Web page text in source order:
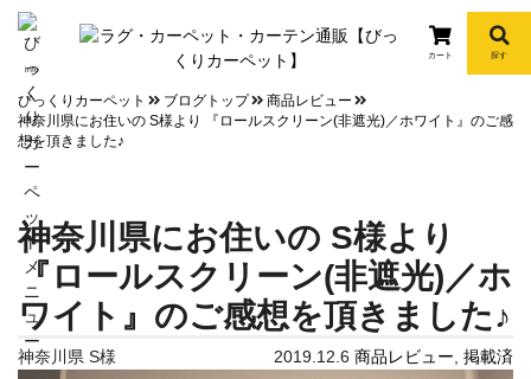
info
カート 探す
びっくりカーペット ブログトップ
商品レビュー
神奈川県にお住いの S様より 『ロールスクリーン(非遮光)／ホワイト』のご感
想を頂きました♪
神奈川県にお住いの S様より
『ロールスクリーン(非遮光)／ホ
ワイト』のご感想を頂きました♪
神奈川県 S様 2019.12.6 商品レビュー 掲載済